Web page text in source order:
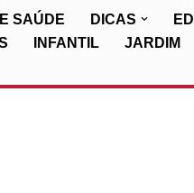
SAÚDE DICAS
INFANTIL JARDIM